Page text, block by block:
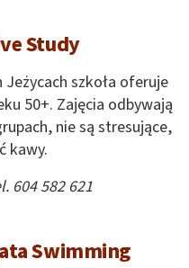
Study
szkoła oferuje
50+. Zajęcia odbywają
nie są stresujące,
kawy.
604 582 621
Swimming